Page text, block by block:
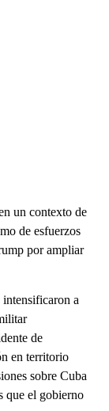
un contexto de
de esfuerzos
por ampliar
intensificaron a
de
en territorio
sobre Cuba
que el gobierno